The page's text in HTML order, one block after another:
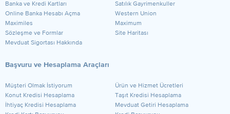
Banka ve Kredi Kartları
Satılık Gayrimenkuller
Online Banka Hesabı Açma
Western Union
Maximiles
Maximum
Sözleşme ve Formlar
Site Haritası
Mevduat Sigortası Hakkında
Başvuru ve Hesaplama Araçları
Müşteri Olmak İstiyorum
Ürün ve Hizmet Ücretleri
Konut Kredisi Hesaplama
Taşıt Kredisi Hesaplama
İhtiyaç Kredisi Hesaplama
Mevduat Getiri Hesaplama